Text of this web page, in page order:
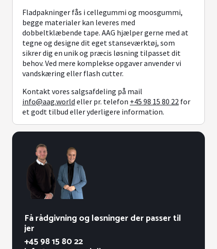
Fladpakninger fås i cellegummi og moosgummi,
begge materialer kan leveres med
dobbeltklæbende tape. AAG hjælper gerne med at
tegne og designe dit eget stanseværktøj, som
sikrer dig en unik og præcis løsning tilpasset dit
behov. Ved mere komplekse opgaver anvender vi
vandskæring eller flash cutter.
Kontakt vores salgsafdeling på mail
info@aag.world eller pr. telefon +45 98 15 80 22 for
et godt tilbud eller yderligere information.
Få rådgivning og løsninger der passer til
jer
+45 98 15 80 22